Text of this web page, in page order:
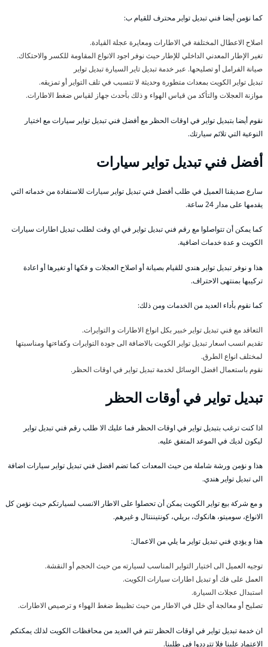
كما نؤمن أيضا فني تبديل تواير محترف للقيام ب:
اصلاح الاعطال المختلفة في الاطارات ومعايرة عجلة القيادة.
تغير الإطار المعدني الداخلي للإطار حيث نوفر اجود الانواع المقاومة للكسر والاحتكاك.
صيانة الفرامل أو تصليحها. عبر خدمة تبديل تاير السيارة تبديل تواير
تبديل تواير الكويت بمعدات متطورة وحديثة لا تتسبب في تلف التواير أو تمزيقه.
موازنة العجلات والتأكد من قياس الهواء و ذلك بأحدث جهاز لقياس ضغط الاطارات.
نقوم أيضا بتبديل تواير في اوقات الحظر مع أفضل فني تبديل تواير سيارات مع اختيار
النوعية التي تلائم سيارتك.
أفضل فني تبديل تواير سيارات
سارع صديقنا العميل في طلب أفضل فني تبديل تواير سيارات للاستفادة من خدماته التي
يقدمها على مدار 24 ساعة.
كما يمكن أن تتواصلوا مع رقم فني تبديل تواير في اي وقت لطلب تبديل اطارات سيارات
الكويت و عدة خدمات اضافية.
هذا و نوفر تبديل تواير هندي للقيام بصيانة أو اصلاح العجلات و فكها أو تغيرها أو اعادة
تركيبها بمنتهى الاحتراف.
كما نقوم بأداء العديد من الخدمات ومن ذلك:
التعاقد مع فني تبديل تواير خبير بكل انواع الاطارات و التوايرات.
تقديم انسب اسعار تبديل تواير الكويت بالاضافة الى جودة التوايرات وكفاءتها ومناسبتها
لمختلف انواع الطرق.
نقوم باستعمال افضل الوسائل لخدمة تبديل تواير في اوقات الحظر.
تبديل تواير في أوقات الحظر
اذا كنت ترغب بتبديل تواير في اوقات الحظر فما عليك الا طلب رقم فني تبديل تواير
ليكون لديك في الموعد المتفق عليه.
هذا و نؤمن ورشة شاملة من حيث المعدات كما تضم افضل فني تبديل تواير سيارات اضافة
الى تبديل تواير هندي.
و مع شركة بيع تواير الكويت يمكن أن تحصلوا على الاطار الانسب لسيارتكم حيث نؤمن كل
الانواع، سوميتو، هانكوك، بريلي، كونتيننتال و غيرهم.
هذا و يؤدي فني تبديل تواير ما يلي من الاعمال:
توجيه العميل الى اختيار التواير المناسب لسيارته من حيث الحجم أو النقشة.
العمل على فك أو تبديل اطارات سيارات الكويت.
استبدال عجلات السيارة.
تصليح أو معالجة أي خلل في الاطار من حيث تظبيط ضغط الهواء و ترصيص الاطارات.
ان خدمة تبديل تواير في اوقات الحظر تتم في العديد من محافظات الكويت لذلك يمكنكم
الاعتماد علينا فلا تترددوا في طلبنا.